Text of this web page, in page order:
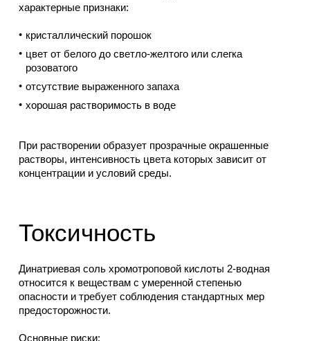
характерные признаки:
кристаллический порошок
цвет от белого до светло-желтого или слегка
розоватого
отсутствие выраженного запаха
хорошая растворимость в воде
При растворении образует прозрачные окрашенные
растворы, интенсивность цвета которых зависит от
концентрации и условий среды.
Токсичность
Динатриевая соль хромотроповой кислоты 2-водная
относится к веществам с умеренной степенью
опасности и требует соблюдения стандартных мер
предосторожности.
Основные риски: